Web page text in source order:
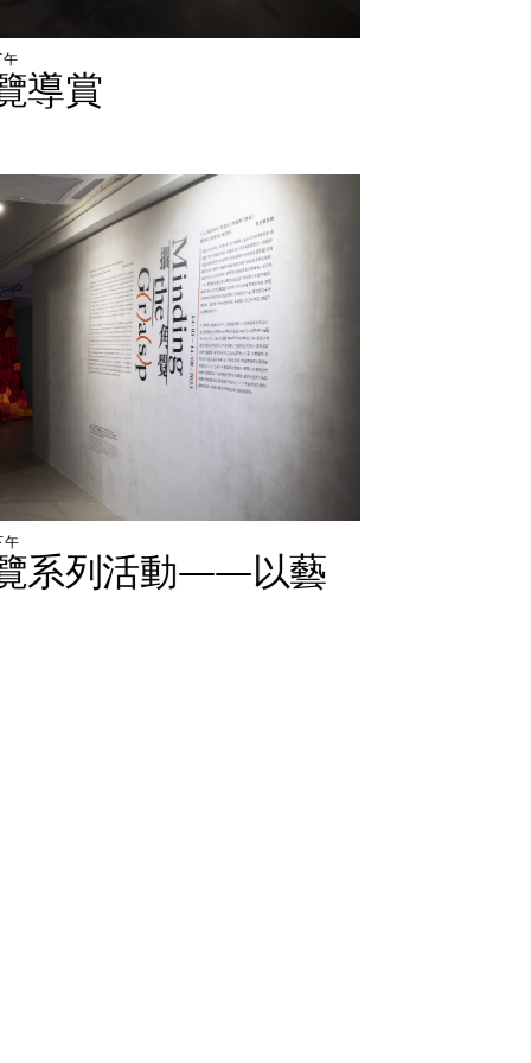
午
導賞
午
系列活動——以藝